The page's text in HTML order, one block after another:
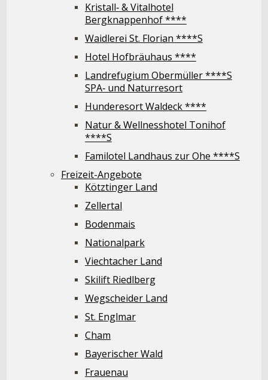
Kristall‐ & Vitalhotel
Bergknappenhof ****
Waidlerei St. Florian ****S
Hotel Hofbräuhaus ****
Landrefugium Obermüller ****S
SPA‐ und Naturresort
Hunderesort Waldeck ****
Natur & Wellnesshotel Tonihof
****S
Familotel Landhaus zur Ohe ****S
Freizeit-Angebote
Kötztinger Land
Zellertal
Bodenmais
Nationalpark
Viechtacher Land
Skilift Riedlberg
Wegscheider Land
St. Englmar
Cham
Bayerischer Wald
Frauenau